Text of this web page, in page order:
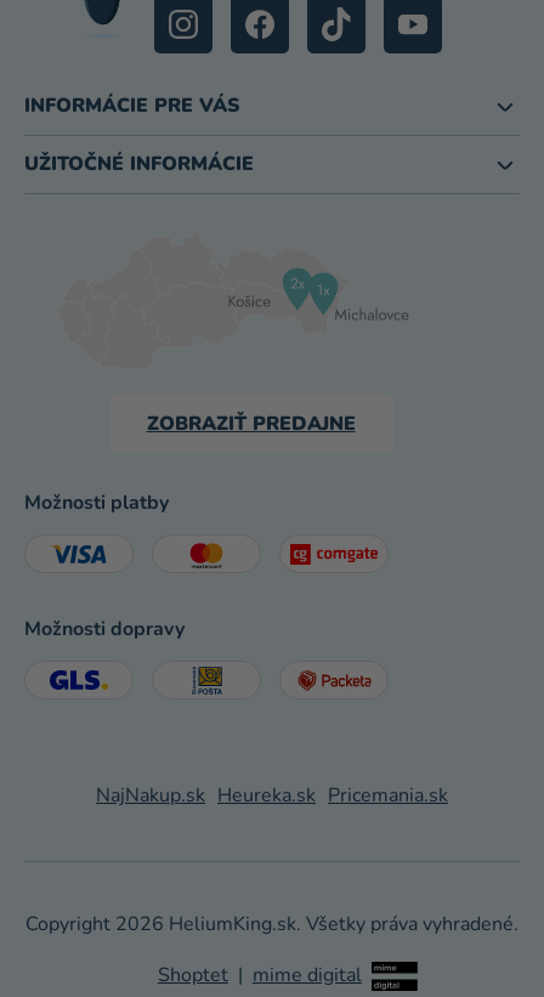
INFORMÁCIE PRE VÁS
UŽITOČNÉ INFORMÁCIE
ZOBRAZIŤ PREDAJNE
Možnosti platby
Možnosti dopravy
NajNakup.sk Heureka.sk Pricemania.sk
Shoptet | mime digital
Copyright 2026 HeliumKing.sk. Všetky práva vyhradené.